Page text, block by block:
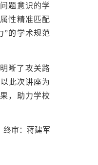
题意识的学
性精准匹配
”的学术规范
晰了攻关路
此次讲座为
，助力学校
审：蒋建军